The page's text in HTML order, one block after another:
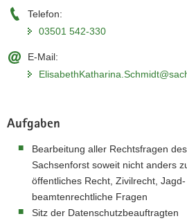
Telefon:
03501 542-330
E-Mail:
Aufgaben
Bearbeitung aller Rechtsfragen
Sachsenforst soweit nicht anders
öffentliches Recht, Zivilrecht,
beamtenrechtliche Fragen
Sitz der Datenschutzbeauftragten